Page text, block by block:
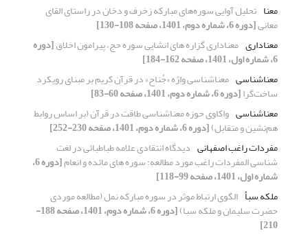
معنا تحلیل آوایی سوره‌های مبارکه زخرف و دخان در راستای القای
معانی[دوره 6، شماره دوم، 1401، صفحه 108-130]
معناداری معناداری گزاره های انشایی سوره حج، پیرامون اخلاق[دوره
6، شماره اول، 1401، صفحه 162-184]
معناشناسی معناشناسی واژه «جُناح» در قرآن کریم بر مبنای رویکرد
ساخت‌گرا[دوره 6، شماره دوم، 1401، صفحه 60-83]
معناشناسی واکاوی حوزه معناشناسی طاقت در قرآن (بر اساس روابط
هم‌نشین و متقابل)[دوره 6، شماره دوم، 1401، صفحه 230-252]
مفردات راغب اصفهانی دیدگاه انتقادی علامه طباطبائی در لغت
شناسی المفردات راغب مورد مطالعه: سوره های مائده و انعام [دوره 6،
شماره اول، 1401، صفحه 99-118]
ملکه سبأ الگوی ارتباط موثر در سوره مبارکه نمل (مطالعه موردی
حضرت سلیمان و ملکه سبا) [دوره 6، شماره دوم، 1401، صفحه 188-
210]